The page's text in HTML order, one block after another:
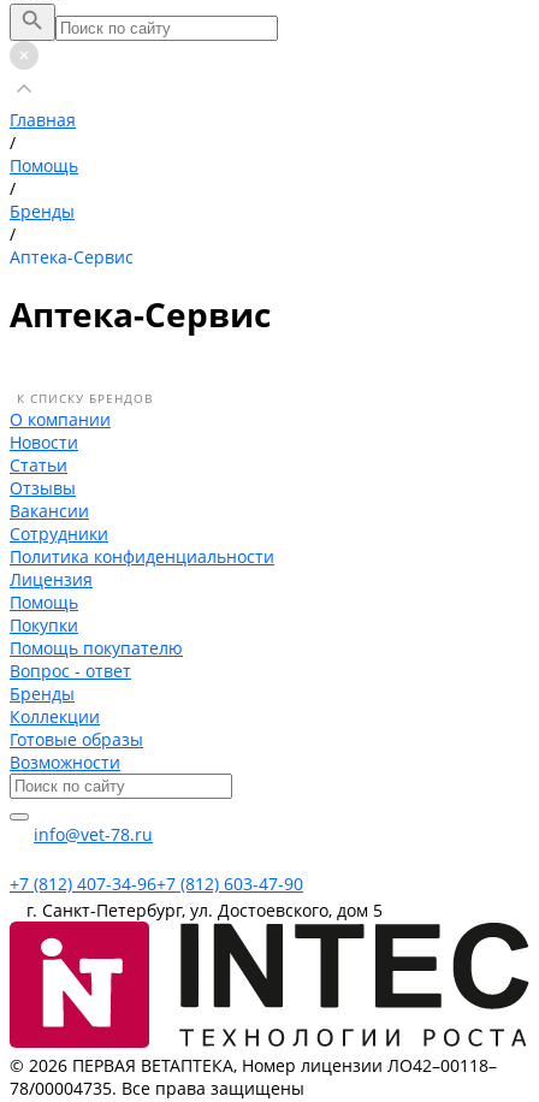
Главная
/
Помощь
/
Бренды
/
Аптека-Сервис
Аптека-Сервис
К СПИСКУ БРЕНДОВ
О компании
Новости
Статьи
Отзывы
Вакансии
Сотрудники
Политика конфиденциальности
Лицензия
Помощь
Покупки
Помощь покупателю
Вопрос - ответ
Бренды
Коллекции
Готовые образы
Возможности
info@vet-78.ru
+7 (812) 407-34-96+7 (812) 603-47-90
г. Санкт-Петербург, ул. Достоевского, дом 5
© 2026 ПЕРВАЯ ВЕТАПТЕКА, Номер лицензии ЛО42–00118–
78/00004735. Все права защищены